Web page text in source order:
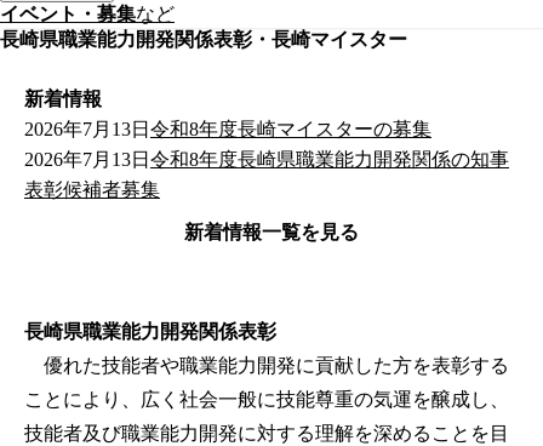
イベント・募集など
長崎県職業能力開発関係表彰・長崎マイスター
新着情報
2026年7月13日 令和8年度長崎マイスターの募集
2026年7月13日 令和8年度長崎県職業能力開発関係の知事
表彰候補者募集
新着情報一覧を見る
長崎県職業能力開発関係表彰
優れた技能者や職業能力開発に貢献した方を表彰する
ことにより、広く社会一般に技能尊重の気運を醸成し、
技能者及び職業能力開発に対する理解を深めることを目